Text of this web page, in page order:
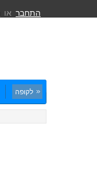
התחבר או
לקופה